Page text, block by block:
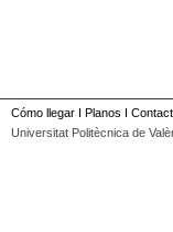
Cómo llegar I Planos I
Universitat Politècnica de